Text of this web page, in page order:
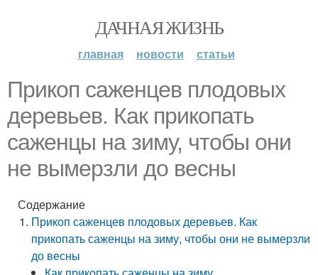
ДАЧНАЯ ЖИЗНЬ
главная новости статьи
Прикоп саженцев плодовых
деревьев. Как прикопать
саженцы на зиму, чтобы они
не вымерзли до весны
Содержание
Прикоп саженцев плодовых деревьев. Как
прикопать саженцы на зиму, чтобы они не вымерзли
до весны